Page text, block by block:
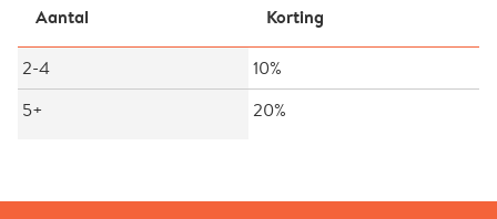
Aantal Korting
2-4
10%
5+
20%